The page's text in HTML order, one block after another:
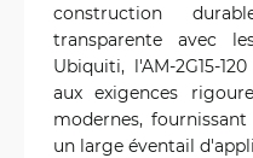
construction
transparente avec
Ubiquiti, l'AM-2G15-
aux exigences
modernes,
un large éventail